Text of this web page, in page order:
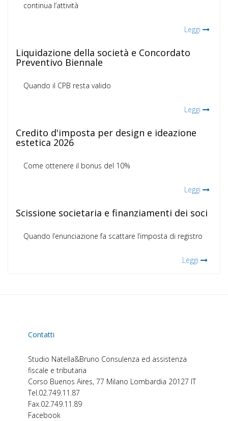
continua l’attività
Leggi
Liquidazione della società e Concordato
Preventivo Biennale
Quando il CPB resta valido
Leggi
Credito d'imposta per design e ideazione
estetica 2026
Come ottenere il bonus del 10%
Leggi
Scissione societaria e finanziamenti dei soci
Quando l’enunciazione fa scattare l’imposta di registro
Leggi
Contatti
Studio Natella&Bruno Consulenza ed assistenza
fiscale e tributaria
Corso Buenos Aires, 77 Milano Lombardia 20127 IT
Tel.02.749.11.87
Fax.02.749.11.89
Facebook